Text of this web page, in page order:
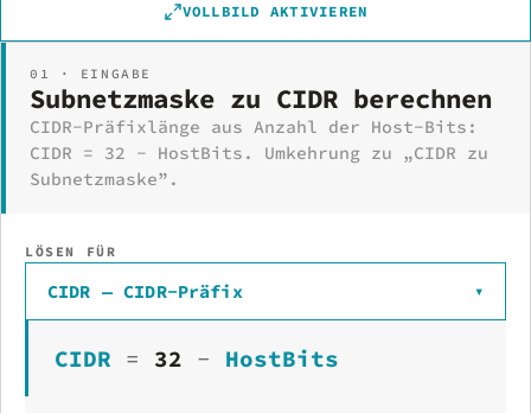
VOLLBILD AKTIVIEREN
01 · EINGABE
Subnetzmaske zu CIDR berechnen
CIDR-Präfixlänge aus Anzahl der Host-Bits:
CIDR = 32 − HostBits. Umkehrung zu „CIDR zu
Subnetzmaske”.
LÖSEN FÜR
CIDR — CIDR-Präfix ▾
CIDR = 32 − HostBits